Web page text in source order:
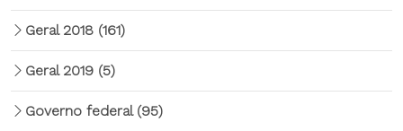
Geral 2018 (161)
Geral 2019 (5)
Governo federal (95)